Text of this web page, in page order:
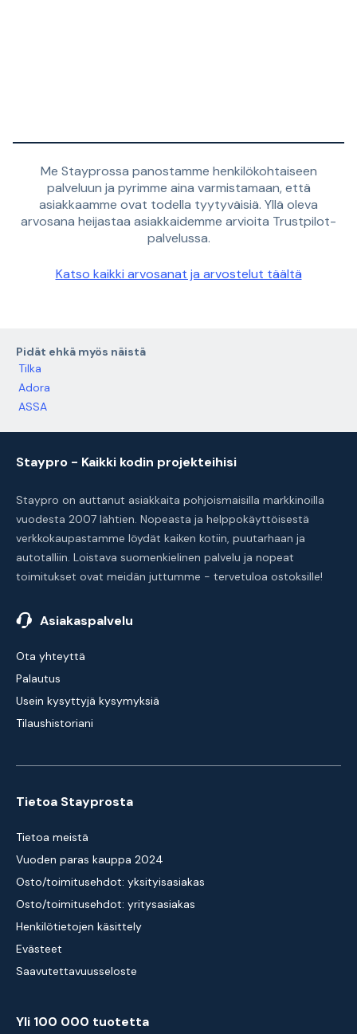
Me Stayprossa panostamme henkilökohtaiseen
palveluun ja pyrimme aina varmistamaan, että
asiakkaamme ovat todella tyytyväisiä. Yllä oleva
arvosana heijastaa asiakkaidemme arvioita Trustpilot-
palvelussa.
Katso kaikki arvosanat ja arvostelut täältä
Pidät ehkä myös näistä
Tilka
Adora
ASSA
Staypro - Kaikki kodin projekteihisi
Staypro on auttanut asiakkaita pohjoismaisilla markkinoilla
vuodesta 2007 lähtien. Nopeasta ja helppokäyttöisestä
verkkokaupastamme löydät kaiken kotiin, puutarhaan ja
autotalliin. Loistava suomenkielinen palvelu ja nopeat
toimitukset ovat meidän juttumme - tervetuloa ostoksille!
Asiakaspalvelu
Ota yhteyttä
Palautus
Usein kysyttyjä kysymyksiä
Tilaushistoriani
Tietoa Stayprosta
Tietoa meistä
Vuoden paras kauppa 2024
Osto/toimitusehdot: yksityisasiakas
Osto/toimitusehdot: yritysasiakas
Henkilötietojen käsittely
Evästeet
Saavutettavuusseloste
Yli 100 000 tuotetta